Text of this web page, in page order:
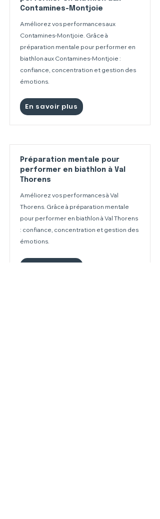
Contamines-Montjoie
Améliorez vos performances aux
Contamines-Montjoie. Grâce à
préparation mentale pour performer en
biathlon aux Contamines-Montjoie :
confiance, concentration et gestion des
émotions.
En savoir plus
Préparation mentale pour
performer en biathlon à Val
Thorens
Améliorez vos performances à Val
Thorens. Grâce à préparation mentale
pour performer en biathlon à Val Thorens
: confiance, concentration et gestion des
émotions.